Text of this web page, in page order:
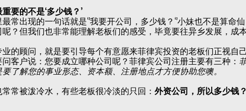
要的不是‘多少钱？’
常出现的一句话就是‘’我要开公司，多少钱？‘’小妹也不是算
？但我们也非常能理解老板们的感受，毕竟要往异乡发展，成
的顾问，就是要引导每个有意愿来菲律宾投资的老板们正视自
客户说：您要成立哪种公司呢？菲律宾公司注册主要有三种：
要了解您的事业形态、资本额、注册地点才方便协助您噢。
常常被泼冷水，有些老板很冷淡的只回： 外资公司，所以多少钱？